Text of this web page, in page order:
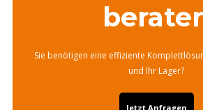
Sie benötigen eine effiziente
und Ihr Lager?
Jetzt Anfragen